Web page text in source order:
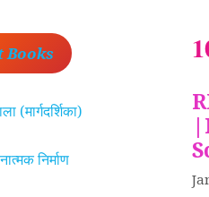
(मार्गदर्शिका)
निर्माण